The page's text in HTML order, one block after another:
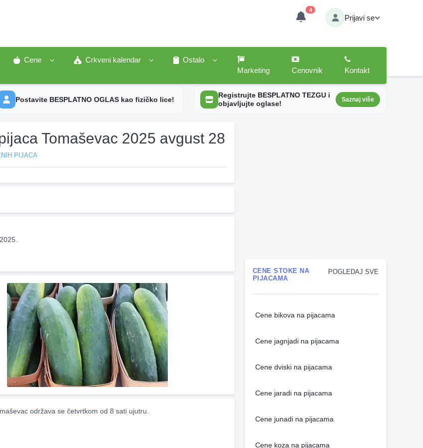
4
Prijavi se
Cene Crkveni kalendar
Ostalo
Marketing
Cenovnik Kontakt
Postavite BESPLATNO OGLAS kao fizičko lice!
Registrujte BESPLATNO TEZGU i
objavljujte oglase!
Saznaj više
Tomaševac 2025 avgust 28
PIJACA
održava se četvrtkom od 8 sati ujutru.
POGLEDAJ SVE
CENE STOKE NA
PIJACAMA
Cene bikova na pijacama
Cene jagnjadi na pijacama
Cene dviski na pijacama
Cene jaradi na pijacama
Cene junadi na pijacama
Cene koza na pijacama